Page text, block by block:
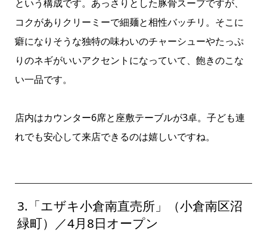
という構成です。あっさりとした豚骨スープですが、
コクがありクリーミーで細麺と相性バッチリ。そこに
癖になりそうな独特の味わいのチャーシューやたっぷ
りのネギがいいアクセントになっていて、飽きのこな
い一品です。
店内はカウンター6席と座敷テーブルが3卓。子ども連
れでも安心して来店できるのは嬉しいですね。
3.「エザキ小倉南直売所」（小倉南区沼
緑町）／4月8日オープン